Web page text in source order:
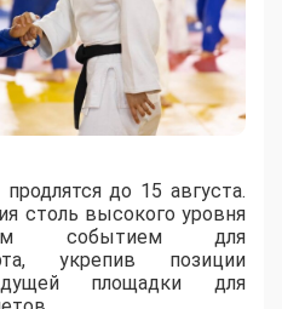
до 15 августа.
столь высокого уровня
событием для
укрепив позиции
площадки для